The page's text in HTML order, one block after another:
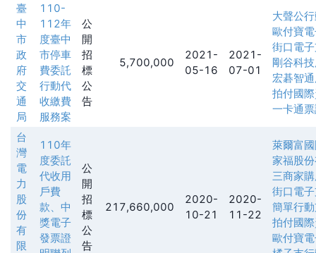
臺
中
市
政
府
交
通
局
110-
112年
度臺中
市停車
費委託
行動代
收繳費
服務案
公
開
招
標
公
告
5,700,000
2021-
05-16
2021-
07-01
大聲公
歐付寶
街口電
剛谷科
宏碁智
拍付國
一卡通
台
灣
電
力
股
份
有
限
110年
度委託
代收用
戶費
款、中
獎電子
發票證
公
開
招
標
公
告
217,660,000
2020-
10-21
2020-
11-22
萊爾富
家福股
三商家
街口電
簡單行
拍付國
歐付寶